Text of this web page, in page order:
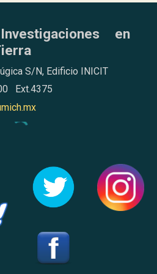
en
S/N, Edificio INICIT
Ext.4375